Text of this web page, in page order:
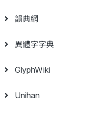
韻典網
異體字字典
GlyphWiki
Unihan